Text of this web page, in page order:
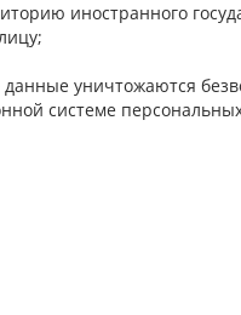
иностранного
уничтожаются
системе